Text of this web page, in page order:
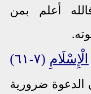
أعلم بمن
الْإِسْلَامِ (٧-٦١)
الدعوة ضرورية